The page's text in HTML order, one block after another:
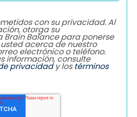
con su privacidad. Al
otorga su
Brain Balance para ponerse
acerca de nuestro
electrónico o teléfono.
información, consulte
privacidady los términos